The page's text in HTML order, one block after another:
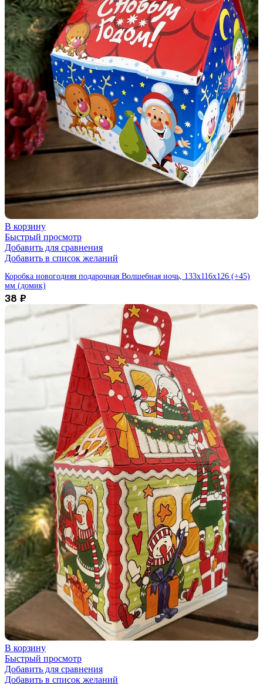
В корзину
Быстрый просмотр
Добавить для сравнения
Добавить в список желаний
Коробка новогодняя подарочная Волшебная ночь, 133х116х126 (+45)
мм (домик)
38 ₽
В корзину
Быстрый просмотр
Добавить для сравнения
Добавить в список желаний